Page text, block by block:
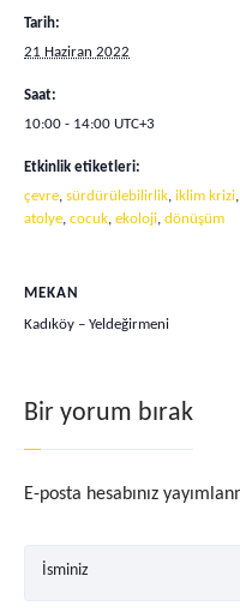
Tarih:
21 Haziran 2022
Saat:
10:00 - 14:00 UTC+3
Etkinlik etiketleri:
çevre, sürdürülebilirlik, iklim krizi,
atolye, cocuk, ekoloji, dönüşüm
MEKAN
Kadıköy – Yeldeğirmeni
Bir yorum bırak
E-posta hesabınız
İsminiz